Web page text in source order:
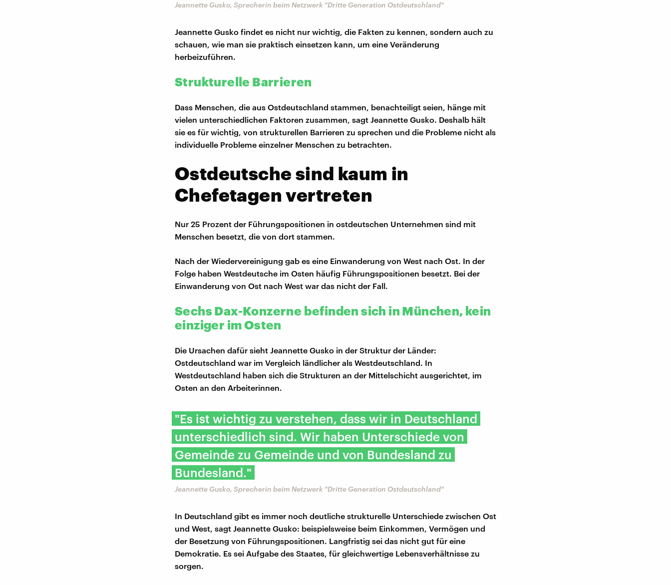
Jeannette Gusko, Sprecherin beim Netzwerk "Dritte Generation Ostdeutschland"
Jeannette Gusko findet es nicht nur wichtig, die Fakten zu kennen, sondern auch zu
schauen, wie man sie praktisch einsetzen kann, um eine Veränderung
herbeizuführen.
Strukturelle Barrieren
Dass Menschen, die aus Ostdeutschland stammen, benachteiligt seien, hänge mit
vielen unterschiedlichen Faktoren zusammen, sagt Jeannette Gusko. Deshalb hält
sie es für wichtig, von strukturellen Barrieren zu sprechen und die Probleme nicht als
individuelle Probleme einzelner Menschen zu betrachten.
Ostdeutsche sind kaum in
Chefetagen vertreten
Nur 25 Prozent der Führungspositionen in ostdeutschen Unternehmen sind mit
Menschen besetzt, die von dort stammen.
Nach der Wiedervereinigung gab es eine Einwanderung von West nach Ost. In der
Folge haben Westdeutsche im Osten häufig Führungspositionen besetzt. Bei der
Einwanderung von Ost nach West war das nicht der Fall.
Sechs Dax-Konzerne befinden sich in München, kein
einziger im Osten
Die Ursachen dafür sieht Jeannette Gusko in der Struktur der Länder:
Ostdeutschland war im Vergleich ländlicher als Westdeutschland. In
Westdeutschland haben sich die Strukturen an der Mittelschicht ausgerichtet, im
Osten an den Arbeiterinnen.
"Es ist wichtig zu verstehen, dass wir in Deutschland
unterschiedlich sind. Wir haben Unterschiede von
Gemeinde zu Gemeinde und von Bundesland zu
Bundesland."
Jeannette Gusko, Sprecherin beim Netzwerk "Dritte Generation Ostdeutschland"
In Deutschland gibt es immer noch deutliche strukturelle Unterschiede zwischen Ost
und West, sagt Jeannette Gusko: beispielsweise beim Einkommen, Vermögen und
der Besetzung von Führungspositionen. Langfristig sei das nicht gut für eine
Demokratie. Es sei Aufgabe des Staates, für gleichwertige Lebensverhältnisse zu
sorgen.